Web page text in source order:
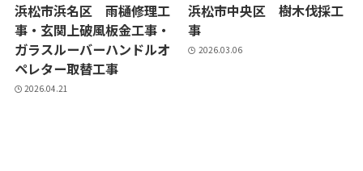
浜松市浜名区 雨樋修理工
事・玄関上破風板金工事・
ガラスルーバーハンドルオ
ペレター取替工事
2026.04.21
浜松市中央区 樹木伐採工
事
2026.03.06